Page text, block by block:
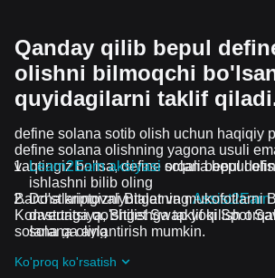
Qanday qilib bepul
olishni bilmoqchi
quyidagilarni taklif
define solana sotib olish uchun haqiqiy
define solana olishning yagona usuli
vaqtingiz bo'lsa, define solana bepul
Learn2Earn aksiyasi orqali bepul
ishlashni bilib oling
Do'stlaringizni BitgetningAssist2Earn
dasturiga qo'shilishga taklif qilish
solana oling
guruhiga qo'shilish orqali define
Barcha kriptovalyutalar va mukofotlarni
Konvertatsiya, Bitget Swap yoki Spot
solana ga aylantirish mumkin.
Ko'proq ko'rsatish